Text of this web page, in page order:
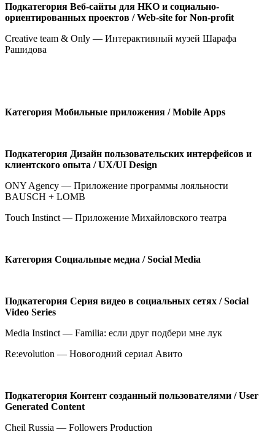
Подкатегория Веб-сайты для НКО и социально-
ориентированных проектов /Web-site for Non-profit
Creative team & Only — Интерактивный музей Шарафа
Рашидова
Категория Мобильные приложения /Mobile Apps
Подкатегория Дизайн пользовательских интерфейсов и
клиентского опыта /UX/UI Design
ONY Agency — Приложение программы лояльности
BAUSCH + LOMB
Touch Instinct — Приложение Михайловского театра
Категория Социальные медиа /Social Media
Подкатегория Серия видео в социальных сетях /Social
Video Series
Media Instinct — Familia: если друг подбери мне лук
Re:evolution — Новогодний сериал Авито
Подкатегория Контент созданный пользователями /User
Generated Content
Cheil Russia — Followers Production